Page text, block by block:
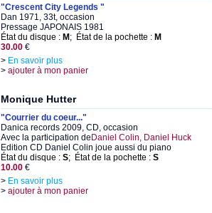
"Crescent City Legends "
Dan 1971, 33t, occasion
Pressage JAPONAIS 1981
État du disque : M ; État de la pochette : M
30.00 €
> En savoir plus
> ajouter à mon panier
Monique Hutter
"Courrier du coeur..."
Danica records 2009, CD, occasion
Avec la participation de Daniel Colin, Daniel Huck
Edition CD Daniel Colin joue aussi du piano
État du disque : S; État de la pochette : S
10.00 €
> En savoir plus
> ajouter à mon panier